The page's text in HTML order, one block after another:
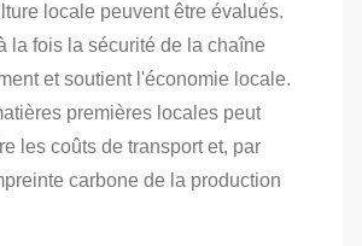
locale peuvent être évalués.
la fois la sécurité de la chaîne
et soutient l'économie locale.
premières locales peut
les coûts de transport et, par
carbone de la production